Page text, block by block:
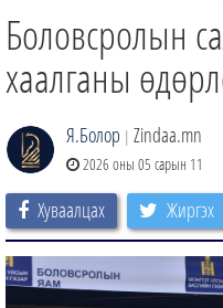
ӨГЛӨӨНИЙ СОНИН
АУДИО ЗОХИОЛ
Боловсролын
хаалганы
Я.Болор | Zindaa.mn
2026 оны 05 сарын 11
Хуваалцах Жиргэх